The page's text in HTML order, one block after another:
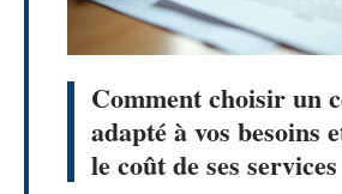
Comment choisir un
adapté à vos besoins
le coût de ses